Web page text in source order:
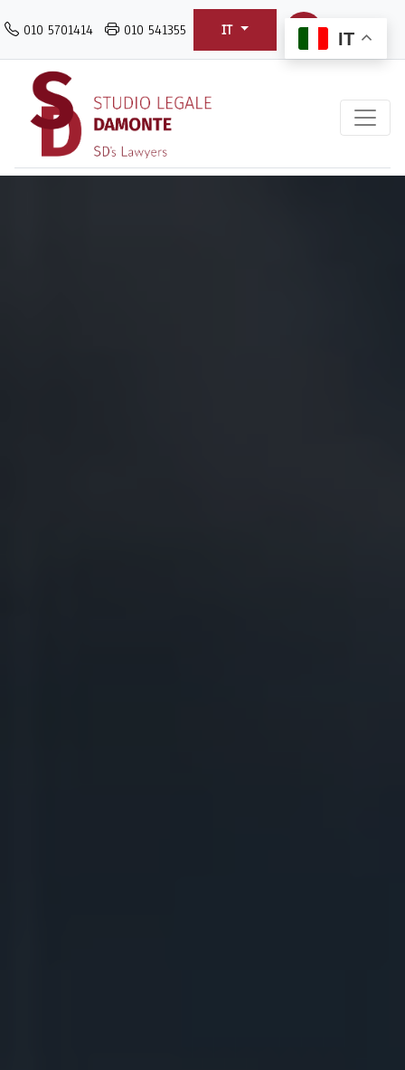
al
contenuto
principale
010 5701414 010 541355 IT IT